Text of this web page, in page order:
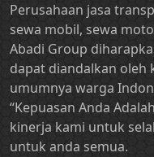
Perusahaan jasa
sewa mobil, sewa
Abadi Group
dapat diandalkan oleh
umumnya warga
“Kepuasan Anda
kinerja kami untuk
untuk anda semua.